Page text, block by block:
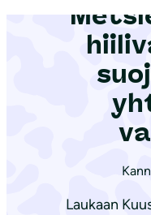
Laukaan